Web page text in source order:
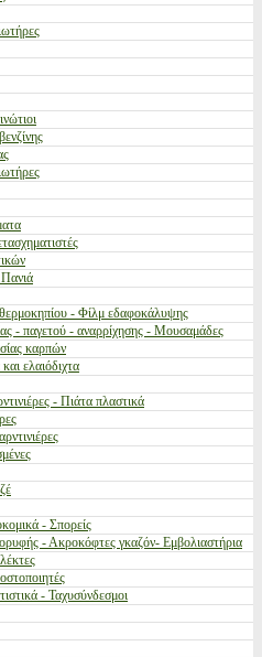
- Φίλμ εδαφοκάλυψης
- παγετού - αναρρίχησης - Μουσαμάδες
καρπών
ελαιόδιχτα
- Πιάτα πλαστικά
- Σπορείς
- Ακροκόφτες γκαζόν- Εμβολιαστήρια
- Ταχυσύνδεσμοι